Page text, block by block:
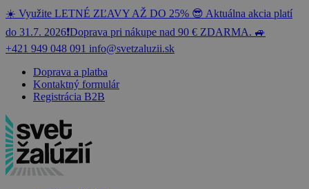
☀️ Využite LETNÉ ZĽAVY AŽ DO 25% 😎 Aktuálna akcia platí
do 31.7. 2026❗️Doprava pri nákupe nad 90 € ZDARMA. 🚙
+421 949 048 091 info@svetzaluzii.sk
Doprava a platba
Kontaktný formulár
Registrácia B2B